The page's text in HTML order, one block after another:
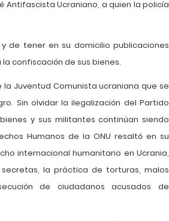
Ucraniano, a quien la policía
de tener en su domicilio publicaciones
confiscación de sus bienes.
Juventud Comunista ucraniana que se
Sin olvidar la ilegalización del Partido
y sus militantes continúan siendo
Humanos de la ONU resaltó en su
internacional humanitario en Ucrania,
la práctica de torturas, malos
de ciudadanos acusados de